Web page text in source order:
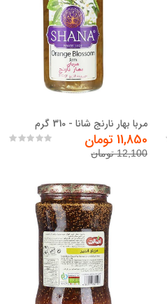
مربا بهار نارنج شانا - 310 گرم
11,850 تومان
12,100 تومان